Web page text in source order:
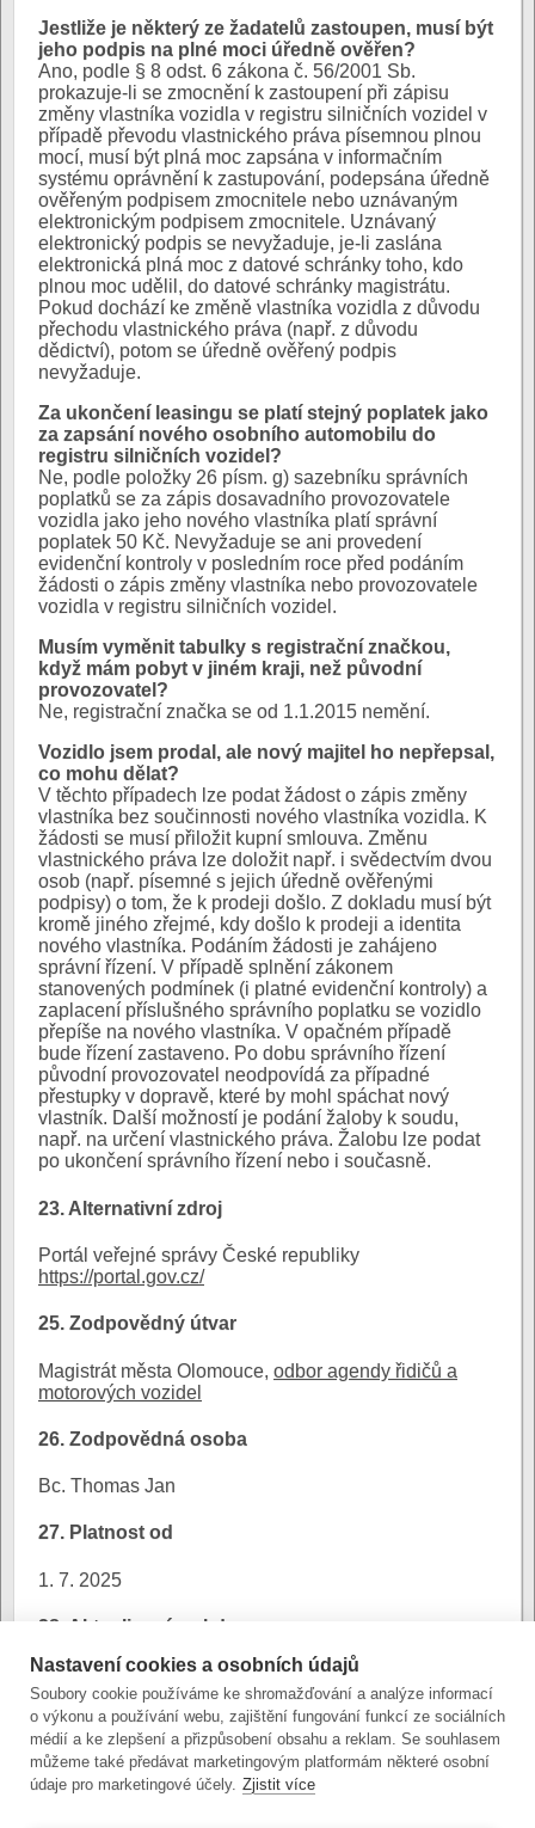
Jestliže je některý ze žadatelů zastoupen, musí být
jeho podpis na plné moci úředně ověřen?
Ano, podle § 8 odst. 6 zákona č. 56/2001 Sb.
prokazuje-li se zmocnění k zastoupení při zápisu
změny vlastníka vozidla v registru silničních vozidel v
případě převodu vlastnického práva písemnou plnou
mocí, musí být plná moc zapsána v informačním
systému oprávnění k zastupování, podepsána úředně
ověřeným podpisem zmocnitele nebo uznávaným
elektronickým podpisem zmocnitele. Uznávaný
elektronický podpis se nevyžaduje, je-li zaslána
elektronická plná moc z datové schránky toho, kdo
plnou moc udělil, do datové schránky magistrátu.
Pokud dochází ke změně vlastníka vozidla z důvodu
přechodu vlastnického práva (např. z důvodu
dědictví), potom se úředně ověřený podpis
nevyžaduje.
Za ukončení leasingu se platí stejný poplatek jako
za zapsání nového osobního automobilu do
registru silničních vozidel?
Ne, podle položky 26 písm. g) sazebníku správních
poplatků se za zápis dosavadního provozovatele
vozidla jako jeho nového vlastníka platí správní
poplatek 50 Kč. Nevyžaduje se ani provedení
evidenční kontroly v posledním roce před podáním
žádosti o zápis změny vlastníka nebo provozovatele
vozidla v registru silničních vozidel.
Musím vyměnit tabulky s registrační značkou,
když mám pobyt v jiném kraji, než původní
provozovatel?
Ne, registrační značka se od 1.1.2015 nemění.
Vozidlo jsem prodal, ale nový majitel ho nepřepsal,
co mohu dělat?
V těchto případech lze podat žádost o zápis změny
vlastníka bez součinnosti nového vlastníka vozidla. K
žádosti se musí přiložit kupní smlouva. Změnu
vlastnického práva lze doložit např. i svědectvím dvou
osob (např. písemné s jejich úředně ověřenými
podpisy) o tom, že k prodeji došlo. Z dokladu musí být
kromě jiného zřejmé, kdy došlo k prodeji a identita
nového vlastníka. Podáním žádosti je zahájeno
správní řízení. V případě splnění zákonem
stanovených podmínek (i platné evidenční kontroly) a
zaplacení příslušného správního poplatku se vozidlo
přepíše na nového vlastníka. V opačném případě
bude řízení zastaveno. Po dobu správního řízení
původní provozovatel neodpovídá za případné
přestupky v dopravě, které by mohl spáchat nový
vlastník. Další možností je podání žaloby k soudu,
např. na určení vlastnického práva. Žalobu lze podat
po ukončení správního řízení nebo i současně.
23. Alternativní zdroj
Portál veřejné správy České republiky
https://portal.gov.cz/
25. Zodpovědný útvar
Magistrát města Olomouce, odbor agendy řidičů a
motorových vozidel
26. Zodpovědná osoba
Bc. Thomas Jan
27. Platnost od
1. 7. 2025
28. Aktualizováno kdy
8. 7. 2025
29. Platnost do
1. 7. 2025
Nastavení cookies a osobních údajů
Soubory cookie používáme ke shromažďování a analýze informací
o výkonu a používání webu, zajištění fungování funkcí ze sociálních
médií a ke zlepšení a přizpůsobení obsahu a reklam. Se souhlasem
můžeme také předávat marketingovým platformám některé osobní
údaje pro marketingové účely. Zjistit více